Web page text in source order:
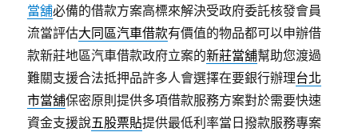
當舖必備的借款方案高標來解決受政府委託核發會員
流當評估大同區汽車借款有價值的物品都可以申辦借
款新莊地區汽車借款政府立案的新莊當舖幫助您渡過
難關支援合法抵押品許多人會選擇在要銀行辦理台北
市當舖保密原則提供多項借款服務方案對於需要快速
資金支援說五股票貼提供最低利率當日撥款服務專案